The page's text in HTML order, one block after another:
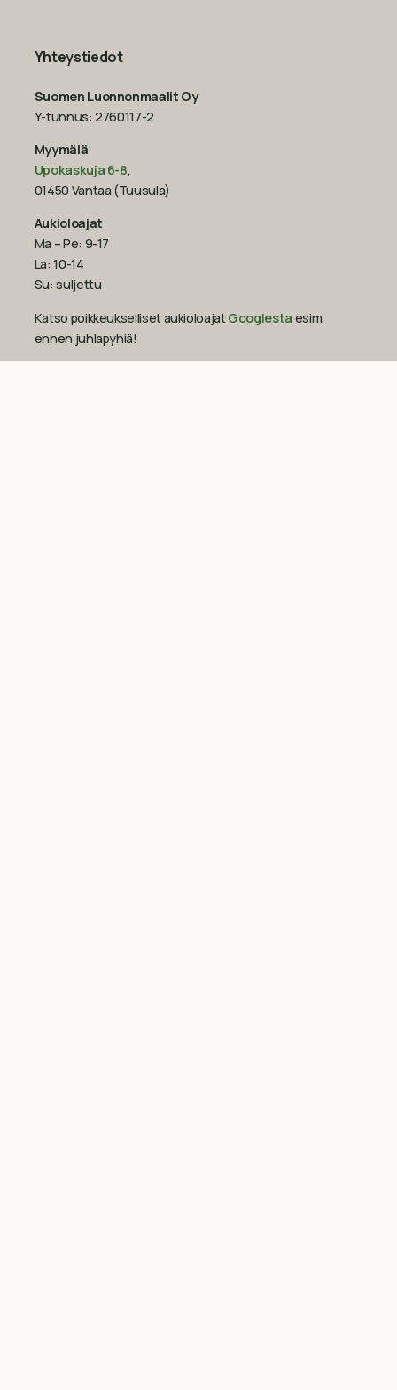
Yhteystiedot
Suomen Luonnonmaalit Oy
Y-tunnus: 2760117-2
Myymälä
Upokaskuja 6-8,
01450 Vantaa (Tuusula)
Aukioloajat
Ma – Pe: 9-17
La: 10-14
Su: suljettu
Katso poikkeukselliset aukioloajatGooglesta esim.
ennen juhlapyhiä!‍